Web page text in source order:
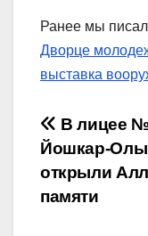
Ранее мы
Дворце
выставка
по
записям
В лицее
Йошкар-Олы
открыли
памяти